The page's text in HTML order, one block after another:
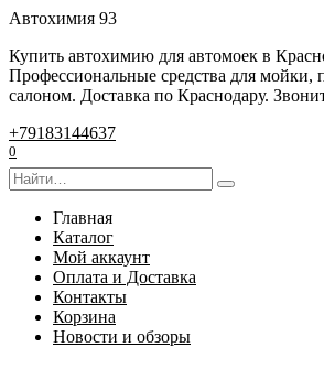
Перейти
содержанию
Автохимия 93
Купить автохимию для автомоек в
Профессиональные средства для мойки,
салоном. Доставка по Краснодару.
+79183144637
0
Search
for:
Главная
Каталог
Мой аккаунт
Оплата и Доставка
Контакты
Корзина
Новости и обзоры